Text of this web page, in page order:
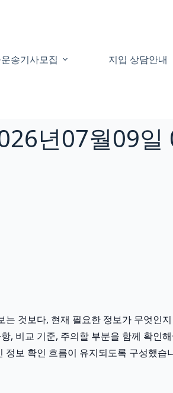
송기사모집 지입 상담안내
년07월09일
것보다, 현재 필요한 정보가 무엇
, 비교 기준, 주의할 부분을 함께 확
보 확인 흐름이 유지되도록 구성했습